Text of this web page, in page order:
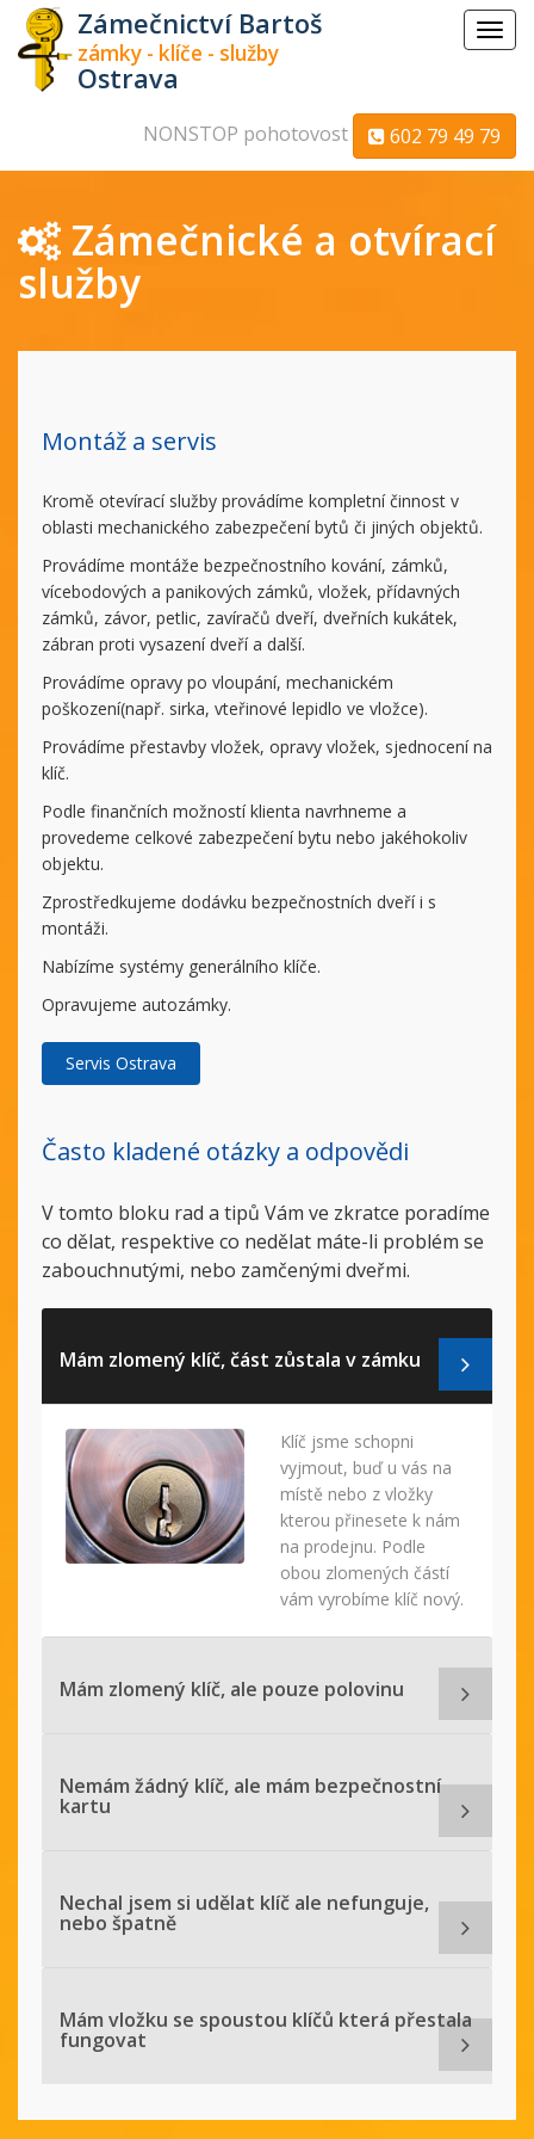
Menu
Zámečnictví Bartoš
zámky - klíče - služby
Ostrava
NONSTOP pohotovost 602 79 49 79
Zámečnické a otvírací
služby
Montáž a servis
Kromě otevírací služby provádíme kompletní činnost v
oblasti mechanického zabezpečení bytů či jiných objektů.
Provádíme montáže bezpečnostního kování, zámků,
vícebodových a panikových zámků, vložek, přídavných
zámků, závor, petlic, zavíračů dveří, dveřních kukátek,
zábran proti vysazení dveří a další.
Provádíme opravy po vloupání, mechanickém
poškození(např. sirka, vteřinové lepidlo ve vložce).
Provádíme přestavby vložek, opravy vložek, sjednocení na
klíč.
Podle finančních možností klienta navrhneme a
provedeme celkové zabezpečení bytu nebo jakéhokoliv
objektu.
Zprostředkujeme dodávku bezpečnostních dveří i s
montáži.
Nabízíme systémy generálního klíče.
Opravujeme autozámky.
Servis Ostrava
Často kladené otázky a odpovědi
V tomto bloku rad a tipů Vám ve zkratce poradíme
co dělat, respektive co nedělat máte-li problém se
zabouchnutými, nebo zamčenými dveřmi.
Mám zlomený klíč, část zůstala v zámku
Klíč jsme schopni
vyjmout, buď u vás na
místě nebo z vložky
kterou přinesete k nám
na prodejnu. Podle
obou zlomených částí
vám vyrobíme klíč nový.
Mám zlomený klíč, ale pouze polovinu
Nemám žádný klíč, ale mám bezpečnostní
kartu
Nechal jsem si udělat klíč ale nefunguje,
nebo špatně
Mám vložku se spoustou klíčů která přestala
fungovat